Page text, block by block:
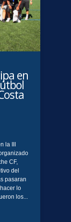
en
la III
CF,
del
pasaran
lo
los...